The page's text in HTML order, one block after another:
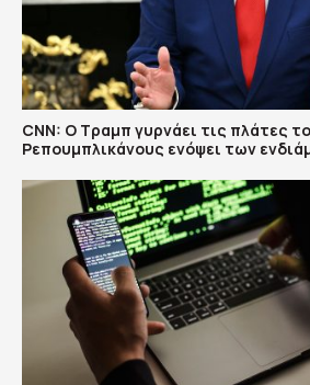
CNN: Ο Τραμπ γυρνάει τις πλάτες
Ρεπουμπλικάνους ενόψει των